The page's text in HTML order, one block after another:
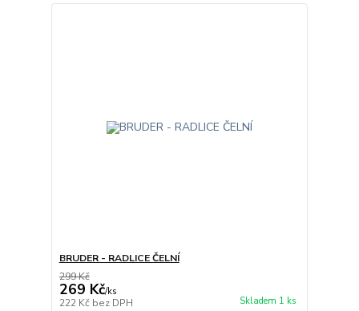
BRUDER - RADLICE ČELNÍ
299 Kč
269 Kč/ks
222 Kč bez DPH Skladem 1 ks